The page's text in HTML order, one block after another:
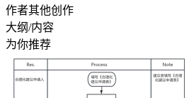
作者其他创作
大纲/内容
为你推荐